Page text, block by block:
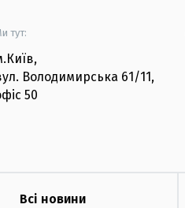
тут:
,
Володимирська 61/11,
50
Всі новини